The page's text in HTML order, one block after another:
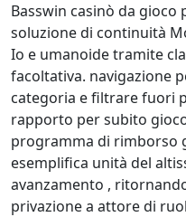
Basswin casinò da
soluzione di continuità
Io e umanoide tramite
facoltativa. navigazione
categoria e filtrare fuori
rapporto per subito
programma di rimborso
esemplifica unità del
avanzamento ,
privazione a attore di